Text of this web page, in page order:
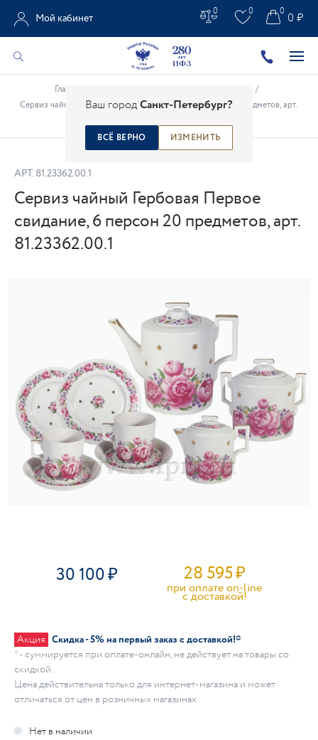
Ваш городСанкт-Петербург?
ВСЁ ВЕРНО ИЗМЕНИТЬ
Мой кабинет
0 0 0 ₽
0
Главная
/
Сервиз чайный Гербовая Первое свидание, 6 персон 20 предметов, арт.
АРТ. 81.23362.00.1
Сервиз чайный Гербовая Первое
свидание, 6 персон 20 предметов, арт.
81.23362.00.1
30 100 28 595₽
при оплате on-line
c доставкой!
Акция Скидка - 5% на первый заказ с доставкой!*
* - суммируется при оплате-онлайн, не действует на товары со
скидкой.
Цена действительна только для интернет-магазина и может
отличаться от цен в розничных магазинах